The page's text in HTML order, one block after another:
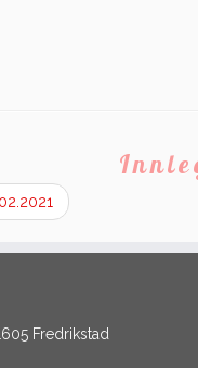
Fredrikstad